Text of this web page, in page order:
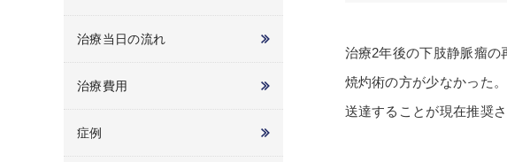
治療2年後の下肢静脈瘤
焼灼術の方が少なかった
送達することが現在推奨さ
治療当日の流れ
治療費用
症例